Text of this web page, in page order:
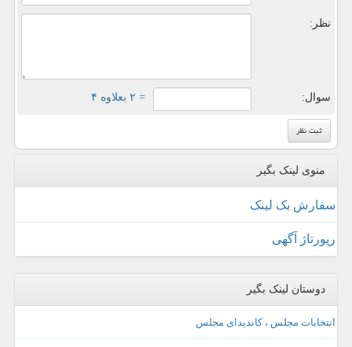
نظر:
سوال: = ۲ بعلاوه ۴
منوی لینک بگیر
سفارش بک لینک
رپورتاژ آگهی
دوستان لینک بگیر
انتخابات مجلس ، کاندیدای مجلس